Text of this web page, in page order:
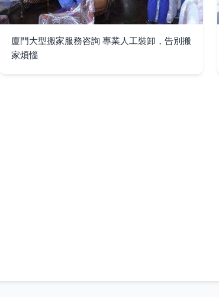
廈門大型搬家服務咨詢 專業人工裝卸，告別搬
家煩惱